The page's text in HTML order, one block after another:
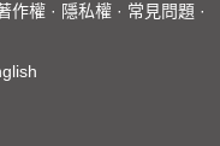
作權 · 隱私權 · 常見問題 ·